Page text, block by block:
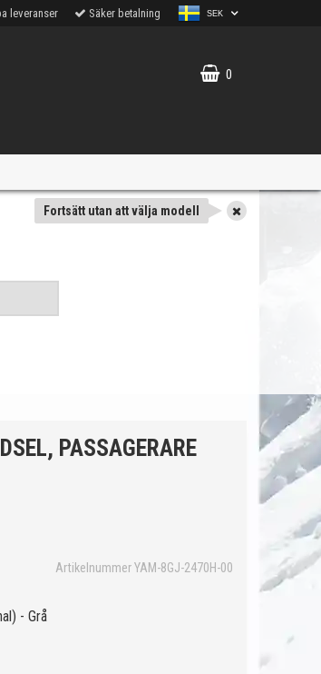
leveranser Säker betalning SEK
0
Fortsätt utan att välja modell
PASSAGERARE
Artikelnummer YAM-8GJ-2470H-00
- Grå